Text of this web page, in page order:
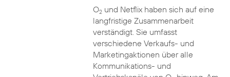
O2und Netflix haben sich auf eine
langfristige Zusammenarbeit
verständigt. Sie umfasst
verschiedene Verkaufs- und
Marketingaktionen über alle
Kommunikations- und